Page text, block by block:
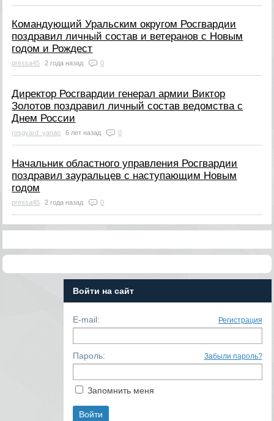
Командующий Уральским округом Росгвардии
поздравил личный состав и ветеранов с Новым
годом и Рождест
pressa45 2 года назад 0
Директор Росгвардии генерал армии Виктор
Золотов поздравил личный состав ведомства с
Днем России
rosgvard_yanao 6 лет назад 0
Начальник областного управления Росгвардии
поздравил зауральцев с наступающим Новым
годом
pressa45 2 года назад 0
Войти на сайт
E-mail: Регистрация
Пароль: Забыли пароль?
Запомнить меня